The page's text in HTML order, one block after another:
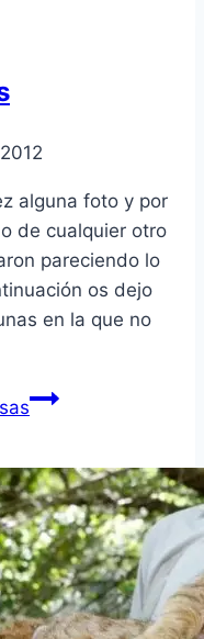
alguna foto y por
de cualquier otro
pareciendo lo
os dejo
en la que no